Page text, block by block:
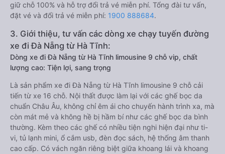
giữ chỗ 100% và hỗ trợ đổi trả vé miễn phí. Tổng đài tư vấn,
đặt vé và đổi trả vé miễn phí: 1900 888684.
3. Giới thiệu, tư vấn các dòng xe chạy tuyến đường
xe đi Đà Nẵng từ Hà Tĩnh:
Dòng xe đi Đà Nẵng từ Hà Tĩnh limousine 9 chỗ vip, chất
lượng cao: Tiện lợi, sang trọng
Là sản phẩm xe đi Đà Nẵng từ Hà Tĩnh limousine 9 chỗ cải
tiến từ xe 16 chỗ. Nội thất được làm lại với các ghế bọc da
chuẩn Châu Âu, không chỉ êm ái cho chuyến hành trình xa, mà
còn mát mẻ và không hề bị hầm bí như các ghế bọc da bình
thường. Kèm theo các ghế có nhiều tiện nghi hiện đại như ti-
vi, tủ lạnh mini, ổ cắm usb, đèn đọc sách, hệ thống âm thanh
cao cấp. Có vách ngăn riêng biệt giữa khoang lái và khoang